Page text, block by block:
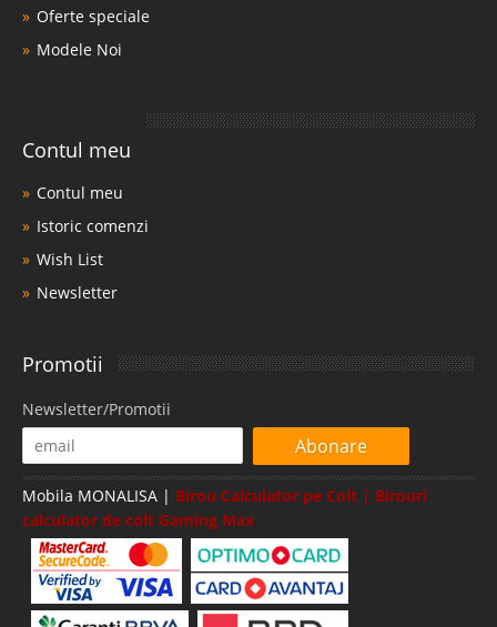
Oferte speciale
Modele Noi
Contul meu
Contul meu
Istoric comenzi
Wish List
Newsletter
Promotii
Newsletter/Promotii
Abonare
Mobila MONALISA | Birou Calculator pe Colt | Birouri
calculator de colt Gaming Max